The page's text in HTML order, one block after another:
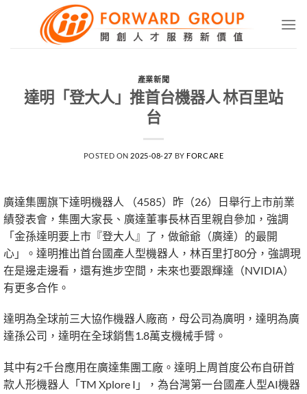
產業新聞
達明「登大人」推首台機器人 林百里站
台
POSTED ON 2025-08-27 BY FORCARE
廣達集團旗下達明機器人 （4585）昨（26）日舉行上市前業
績發表會，集團大家長、廣達董事長林百里親自參加，強調
「金孫達明要上市『登大人』了，做爺爺（廣達）的最開
心」。達明推出首台國產人型機器人，林百里打80分，強調現
在是邊走邊看，還有進步空間，未來也要跟輝達（NVIDIA）
有更多合作。
達明為全球前三大協作機器人廠商，母公司為廣明，達明為廣
達孫公司，達明在全球銷售1.8萬支機械手臂。
其中有2千台應用在廣達集團工廠。達明上周首度公布自研首
款人形機器人「TM Xplore I」，為台灣第一台國產人型AI機器